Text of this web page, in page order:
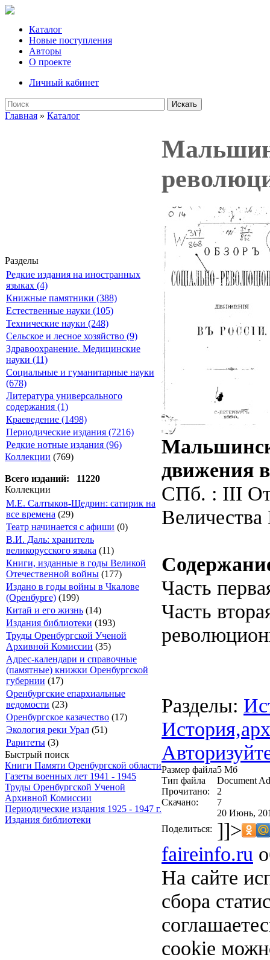
Каталог
Новые поступления
Авторы
О проекте
Личный кабинет
Искать
Главная » Каталог
Разделы
Редкие издания на иностранных
языках (4)
Книжные памятники (388)
Естественные науки (105)
Технические науки (248)
Сельское и лесное хозяйство (9)
Здравоохранение. Медицинские
науки (11)
Социальные и гуманитарные науки
(678)
Литература универсального
содержания (1)
Краеведение (1498)
Периодические издания (7216)
Редкие нотные издания (96)
Коллекции (769)
Всего изданий: 11220
Коллекции
М.Е. Салтыков-Щедрин: сатирик на
все времена (29)
Театр начинается с афиши (0)
В.И. Даль: хранитель
великорусского языка (11)
Книги, изданные в годы Великой
Отечественной войны (177)
Издано в годы войны в Чкалове
(Оренбурге) (199)
Китай и его жизнь (14)
Издания библиотеки (193)
Труды Оренбургской Ученой
Архивной Комиссии (35)
Адрес-календари и справочные
(памятные) книжки Оренбургской
губернии (17)
Оренбургские епархиальные
ведомости (23)
Оренбургское казачество (17)
Экология реки Урал (51)
Раритеты (3)
Быстрый поиск
Книги Памяти Оренбургской области
Газеты военных лет 1941 - 1945
Труды Оренбургской Ученой
Архивной Комиссии
Периодические издания 1925 - 1947 г.
Издания библиотеки
движения
СПб. : III
Часть
Часть
Разделы:
Размер файла5 Мб
Тип файла
Document
Прочитано:
2
Скачано:
7
20 Июнь,
Поделиться: ]]>
faireinfo.ru
На сайте
сбора
cookie